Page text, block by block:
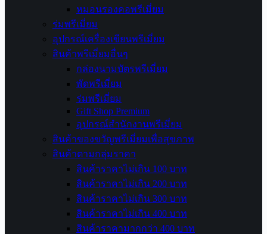
หมอนรองคอพรีเมี่ยม
ร่มพรีเมี่ยม
อุปกรณ์เครื่องเขียนพรีเมี่ยม
สินค้าพรีเมี่ยมอื่นๆ
กล่องนามบัตรพรีเมี่ยม
พัดพรีเมี่ยม
ร่มพรีเมี่ยม
Gift Shop Premium
อุปกรณ์สำนักงานพรีเมี่ยม
สินค้าของขวัญพรีเมี่ยมเพื่อสุขภาพ
สินค้าตามกลุ่มราคา
สินค้าราคาไม่เกิน 100 บาท
สินค้าราคาไม่เกิน 200 บาท
สินค้าราคาไม่เกิน 300 บาท
สินค้าราคาไม่เกิน 400 บาท
สินค้าราคามากกว่า 400 บาท